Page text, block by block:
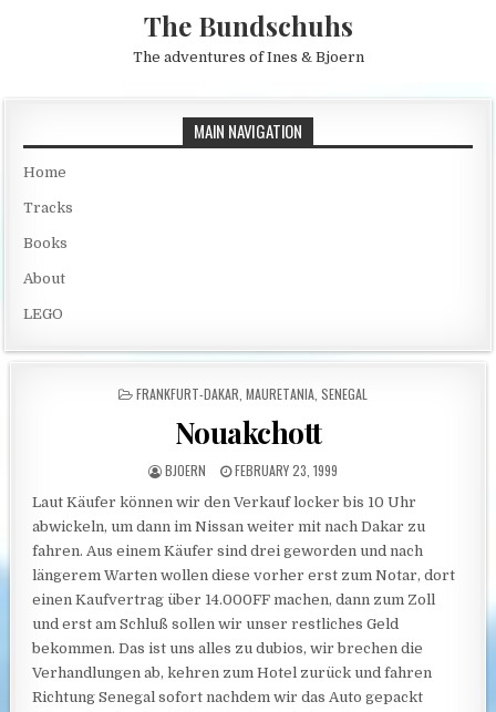
The Bundschuhs
The adventures of Ines & Bjoern
MAIN NAVIGATION
Home
Tracks
Books
About
LEGO
POSTED IN
FRANKFURT-DAKAR MAURETANIA, SENEGAL
Nouakchott
AUTHOR:
BJOERN PUBLISHED DATE:
FEBRUARY 23, 1999
Laut Käufer können wir den Verkauf locker bis 10 Uhr
abwickeln, um dann im Nissan weiter mit nach Dakar zu
fahren. Aus einem Käufer sind drei geworden und nach
längerem Warten wollen diese vorher erst zum Notar, dort
einen Kaufvertrag über 14.000FF machen, dann zum Zoll
und erst am Schluß sollen wir unser restliches Geld
bekommen. Das ist uns alles zu dubios, wir brechen die
Verhandlungen ab, kehren zum Hotel zurück und fahren
Richtung Senegalsofort nachdem wir das Auto gepackt